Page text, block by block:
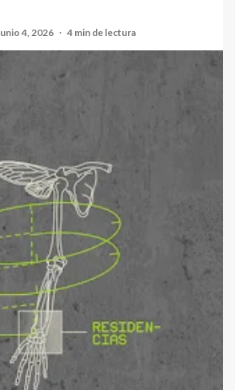
4, 2026 4 min de lectura